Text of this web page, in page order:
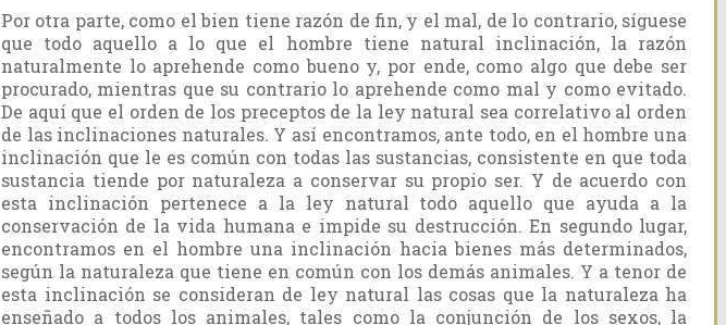
Por otra parte, como el bien tiene razón de fin, y el mal, de lo contrario, síguese
que todo aquello a lo que el hombre tiene natural inclinación, la razón
naturalmente lo aprehende como bueno y, por ende, como algo que debe ser
procurado, mientras que su contrario lo aprehende como mal y como evitado.
De aquí que el orden de los preceptos de la ley natural sea correlativo al orden
de las inclinaciones naturales. Y así encontramos, ante todo, en el hombre una
inclinación que le es común con todas las sustancias, consistente en que toda
sustancia tiende por naturaleza a conservar su propio ser. Y de acuerdo con
esta inclinación pertenece a la ley natural todo aquello que ayuda a la
conservación de la vida humana e impide su destrucción. En segundo lugar,
encontramos en el hombre una inclinación hacia bienes más determinados,
según la naturaleza que tiene en común con los demás animales. Y a tenor de
esta inclinación se consideran de ley natural las cosas que la naturaleza ha
enseñado a todos los animales, tales como la conjunción de los sexos, la